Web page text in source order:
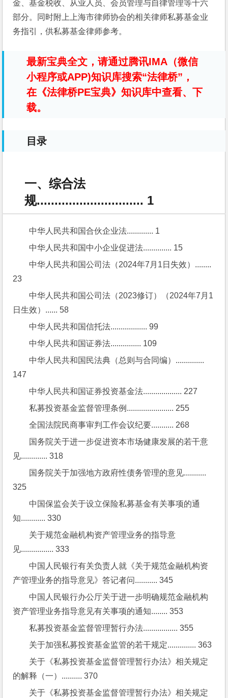
金、基金税收、从业人员、会员管理与自律管理等十六
部分。同时附上上海市律师协会的相关律师私募基金业
务指引，供私募基金律师参考。
最新宝典全文，请通过腾讯IMA（微信
小程序或APP)知识库搜索“法律桥”，
在《法律桥PE宝典》知识库中查看、下
载。
目录
一、综合法
规.............................. 1
中华人民共和国合伙企业法............. 1
中华人民共和国中小企业促进法.............. 15
中华人民共和国公司法（2024年7月1日失效）........
23
中华人民共和国公司法（2023修订）（2024年7月1
日生效）...... 58
中华人民共和国信托法.................. 99
中华人民共和国证券法............... 109
中华人民共和国民法典（总则与合同编）..............
147
中华人民共和国证券投资基金法................... 227
私募投资基金监督管理条例....................... 255
全国法院民商事审判工作会议纪要........... 268
国务院关于进一步促进资本市场健康发展的若干意
见............. 318
国务院关于加强地方政府性债务管理的意见...........
325
中国保监会关于设立保险私募基金有关事项的通
知............ 330
关于规范金融机构资产管理业务的指导意
见................ 333
中国人民银行有关负责人就《关于规范金融机构资
产管理业务的指导意见》答记者问........... 345
中国人民银行办公厅关于进一步明确规范金融机构
资产管理业务指导意见有关事项的通知........ 353
私募投资基金监督管理暂行办法................. 355
关于加强私募投资基金监管的若干规定.............. 363
关于《私募投资基金监督管理暂行办法》相关规定
的解释（一）.......... 370
关于《私募投资基金监督管理暂行办法》相关规定